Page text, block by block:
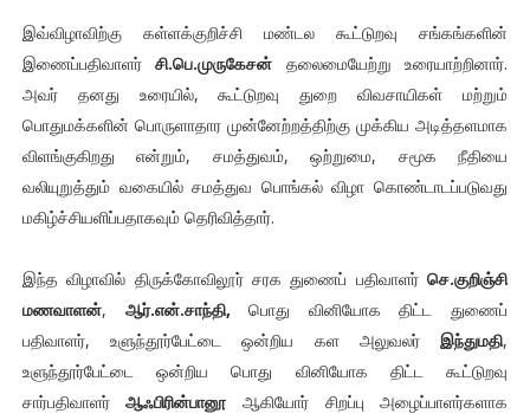
இவ்விழாவிற்கு கள்ளக்குறிச்சி மண்டல கூட்டுறவு சங்கங்களின்
இணைப்பதிவாளர்சி.பெ.முருகேசன் தலைமையேற்று உரையாற்றினார்.
அவர் தனது உரையில், கூட்டுறவு துறை விவசாயிகள் மற்றும்
பொதுமக்களின் பொருளாதார முன்னேற்றத்திற்கு முக்கிய அடித்தளமாக
விளங்குகிறது என்றும், சமத்துவம், ஒற்றுமை, சமூக நீதியை
வலியுறுத்தும் வகையில் சமத்துவ பொங்கல் விழா கொண்டாடப்படுவது
மகிழ்ச்சியளிப்பதாகவும் தெரிவித்தார்.
இந்த விழாவில் திருக்கோவிலூர் சரக துணைப் பதிவாளர்செ.குறிஞ்சி
மணவாளன், ஆர்.என்.சாந்தி,பொது வினியோக திட்ட துணைப்
பதிவாளர், உளுந்தூர்பேட்டை ஒன்றிய கள அலுவலர்இந்துமதி,
உளுந்தூர்பேட்டை ஒன்றிய பொது வினியோக திட்ட கூட்டுறவு
சார்பதிவாளர்ஆஃபிரின்பானூஆகியோர் சிறப்பு அழைப்பாளர்களாக